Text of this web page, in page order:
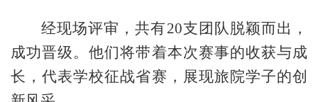
经现场评审，共有20支团队脱颖而出，
成功晋级。他们将带着本次赛事的收获与成
长，代表学校征战省赛，展现旅院学子的创